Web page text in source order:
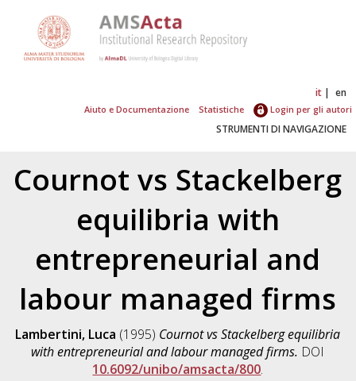
it en
Aiuto e Documentazione Statistiche Login per gli autori
STRUMENTI DI NAVIGAZIONE
Cournot vs Stackelberg
equilibria with
entrepreneurial and
labour managed firms
Lambertini, Luca (1995) Cournot vs Stackelberg equilibria
with entrepreneurial and labour managed firms. DOI
10.6092/unibo/amsacta/800.